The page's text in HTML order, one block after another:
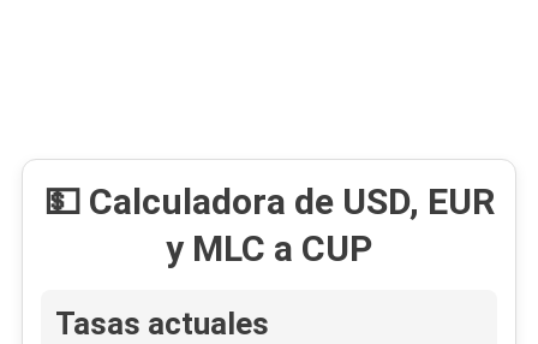
💵 Calculadora de USD, EUR
y MLC a CUP
Tasas actuales